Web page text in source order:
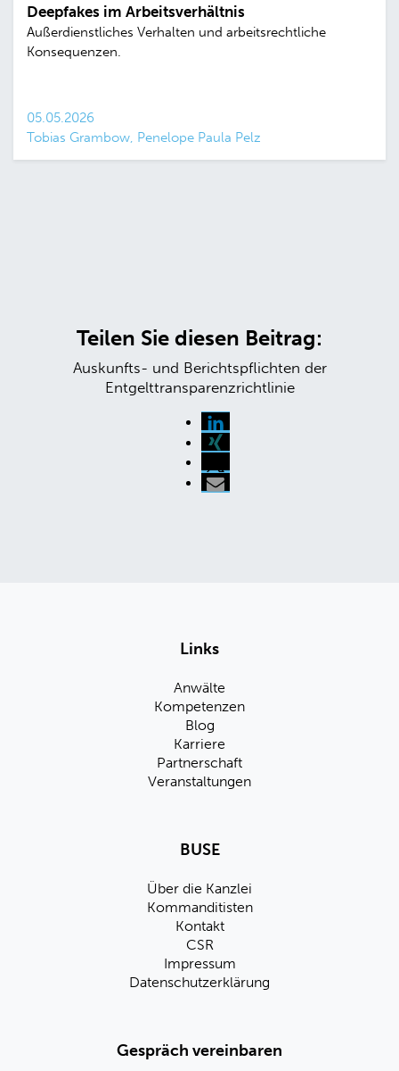
Deepfakes im Arbeitsverhältnis
Außerdienstliches Verhalten und arbeitsrechtliche
Konsequenzen.
05.05.2026
Tobias Grambow, Penelope Paula Pelz
Teilen Sie diesen Beitrag:
Auskunfts- und Berichtspflichten der
Entgelttransparenzrichtlinie
Links
Anwälte
Kompetenzen
Blog
Karriere
Partnerschaft
Veranstaltungen
BUSE
Über die Kanzlei
Kommanditisten
Kontakt
CSR
Impressum
Datenschutzerklärung
Gespräch vereinbaren